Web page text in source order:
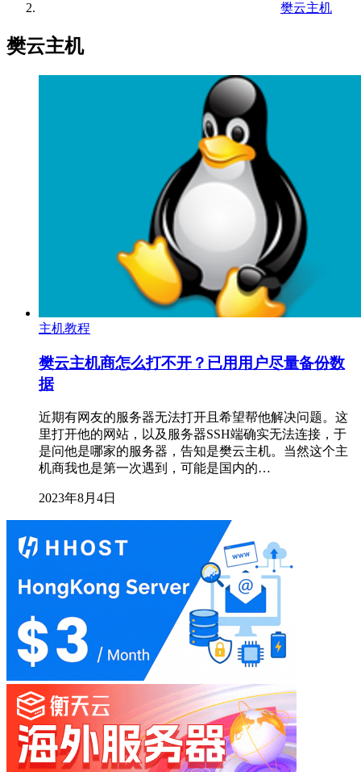
樊云主机
樊云主机
主机教程
樊云主机商怎么打不开？已用用户尽量备份数
据
近期有网友的服务器无法打开且希望帮他解决问题。这
里打开他的网站，以及服务器SSH端确实无法连接，于
是问他是哪家的服务器，告知是樊云主机。当然这个主
机商我也是第一次遇到，可能是国内的…
2023年8月4日